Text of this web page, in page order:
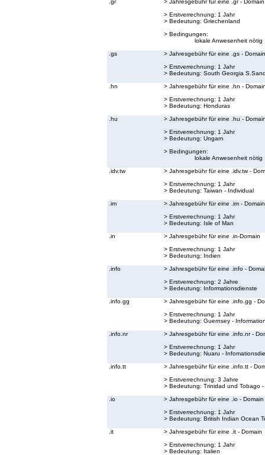
.gr
> Jahresgebühr für eine .gr - Domain
> Erstverrechnung: 1 Jahr
> Bedeutung: Griechenland
> Bedingungen:
lokale Anwesenheit nötig
.gs
> Jahresgebühr für eine .gs - Domain
> Erstverrechnung: 1 Jahr
> Bedeutung: South Georgia
.hn
> Jahresgebühr für eine .hn -
> Erstverrechnung: 1 Jahr
> Bedeutung: Honduras
.hu
> Jahresgebühr für eine .hu -
> Erstverrechnung: 1 Jahr
> Bedeutung: Ungarn
> Bedingungen:
lokale Anwesenheit nötig
.idv.tw
> Jahresgebühr für eine .idv.tw -
> Erstverrechnung: 1 Jahr
> Bedeutung: Taiwan - Individual
.im
> Jahresgebühr für eine .im - Domain
> Erstverrechnung: 1 Jahr
> Bedeutung: Isle of Man
.in
> Jahresgebühr für eine .in-Domain
> Erstverrechnung: 1 Jahr
> Bedeutung: Indien
.info
> Jahresgebühr für eine .info -
> Erstverrechnung: 2 Jahre
> Bedeutung: Informationsdienste
.info.gg
> Jahresgebühr für eine .info.gg -
> Erstverrechnung: 1 Jahr
> Bedeutung: Guernsey -
.info.nr
> Jahresgebühr für eine .info.nr -
> Erstverrechnung: 1 Jahr
> Bedeutung: Nuaru -
.info.tt
> Jahresgebühr für eine .info.tt -
> Erstverrechnung: 3 Jahre
> Bedeutung: Trinidad und Tobago
.io
> Jahresgebühr für eine .io - Domain
> Erstverrechnung: 1 Jahr
> Bedeutung: British Indian Ocean
.it
> Jahresgebühr für eine .it - Domain
> Erstverrechnung: 1 Jahr
> Bedeutung: Italien